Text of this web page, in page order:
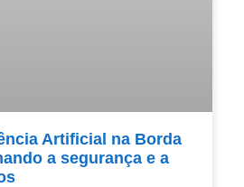
Artificial na Borda
a segurança e a